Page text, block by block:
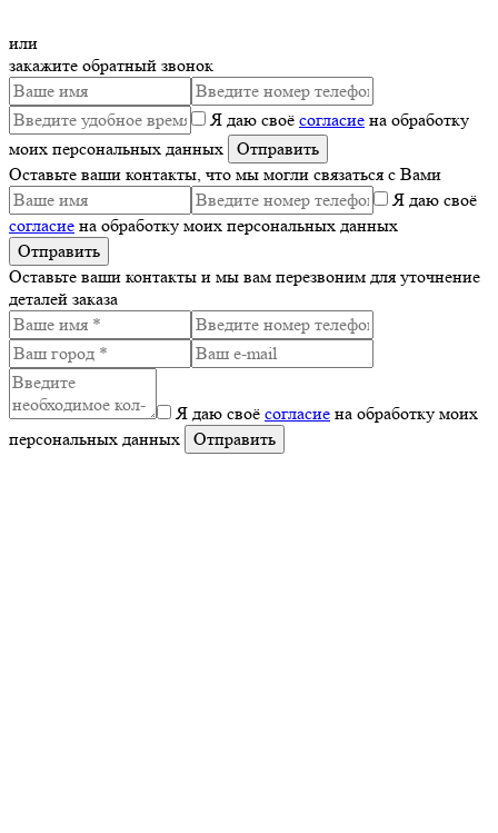
или
закажите обратный звонок
Я даю своё согласие на обработку
моих персональных данных
Оставьте ваши контакты, что мы могли связаться с Вами
Я даю своё
согласие на обработку моих персональных данных
Оставьте ваши контакты и мы вам перезвоним для уточнение
деталей заказа
Я даю своё согласие на обработку моих
персональных данных